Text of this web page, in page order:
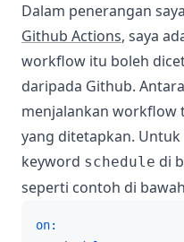
Dalam penerangan
Github Actions, saya
workflow itu boleh
daripada Github.
menjalankan workflow
yang ditetapkan.
keyword schedule di
seperti contoh di
on: